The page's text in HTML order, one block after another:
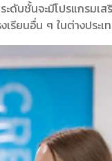
บชั้นจะมีโปรแกรมเส
รียนอื่น ๆ ในต่างประเ